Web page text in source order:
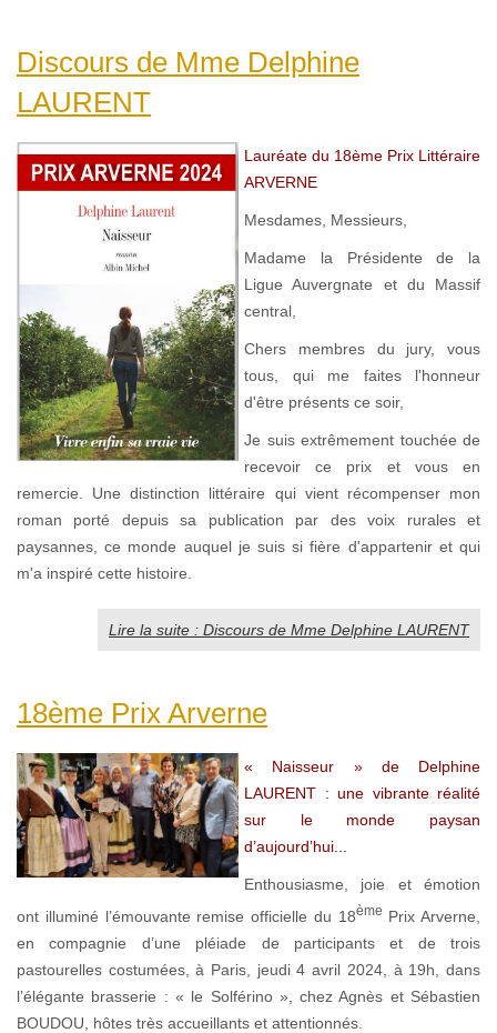
Discours de Mme Delphine
LAURENT
Lauréate du 18ème Prix Littéraire
ARVERNE
Mesdames, Messieurs,
Madame la Présidente de la
Ligue Auvergnate et du Massif
central,
Chers membres du jury, vous
tous, qui me faites l'honneur
d'être présents ce soir,
Je suis extrêmement touchée de
recevoir ce prix et vous en
remercie. Une distinction littéraire qui vient récompenser mon
roman porté depuis sa publication par des voix rurales et
paysannes, ce monde auquel je suis si fière d'appartenir et qui
m'a inspiré cette histoire.
Lire la suite : Discours de Mme Delphine LAURENT
18ème Prix Arverne
« Naisseur » de Delphine
LAURENT : une vibrante réalité
sur le monde paysan
d’aujourd’hui...
Enthousiasme, joie et émotion
ont illuminé l’émouvante remise officielle du 18ème Prix Arverne,
en compagnie d’une pléiade de participants et de trois
pastourelles costumées, à Paris, jeudi 4 avril 2024, à 19h, dans
l’élégante brasserie : « le Solférino », chez Agnès et Sébastien
BOUDOU, hôtes très accueillants et attentionnés.